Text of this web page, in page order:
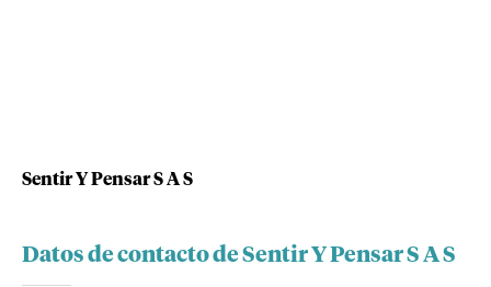
Sentir Y Pensar S A S
Datos de contacto de Sentir Y Pensar S A S